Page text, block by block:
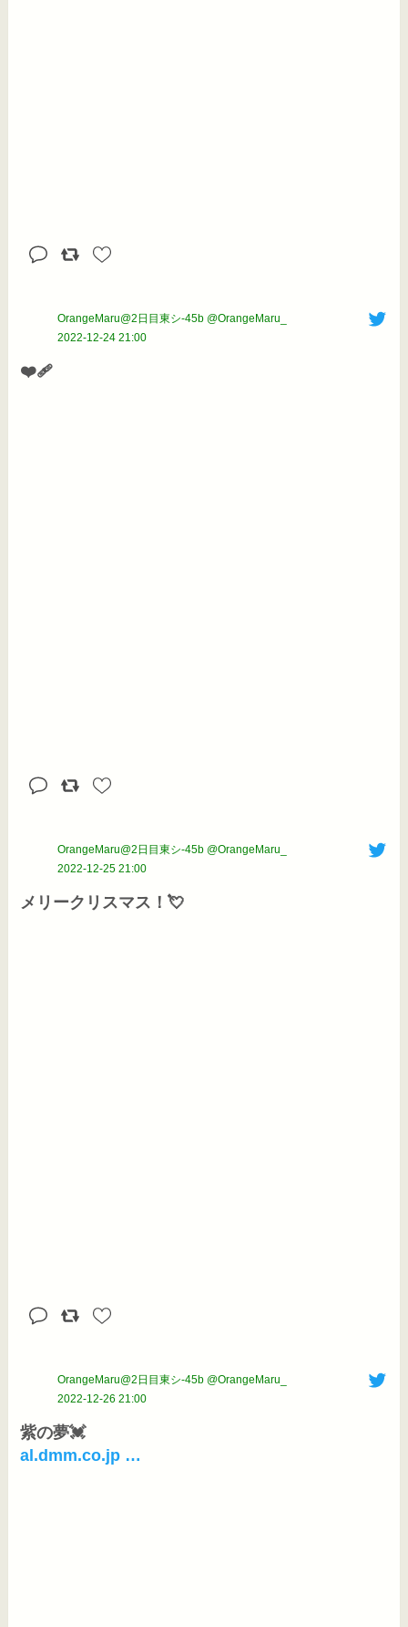
OrangeMaru@2日目東シ-45b @OrangeMaru_
2022-12-24 21:00
❤️‍🩹
OrangeMaru@2日目東シ-45b @OrangeMaru_
2022-12-25 21:00
メリークリスマス！💘
OrangeMaru@2日目東シ-45b @OrangeMaru_
2022-12-26 21:00
紫の夢💓
al.dmm.co.jp …